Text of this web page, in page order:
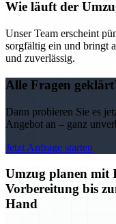
Wie läuft der
Unser Team erscheint
sorgfältig ein und bringt
und zuverlässig.
Alle Fragen
Dann probieren Sie es
Angebot an – ganz
Jetzt Anfrage starten
Umzug planen mit
Vorbereitung bis
Hand